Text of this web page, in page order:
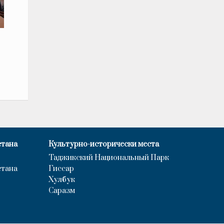
Культурно-исторически места
Таджикский Национальный Парк
Гиссар
Хулбук
Саразм